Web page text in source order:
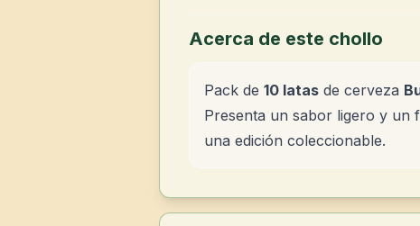
Acerca de este chollo
Pack de 10 latas de cerveza
Presenta un sabor ligero y un
una edición coleccionable.